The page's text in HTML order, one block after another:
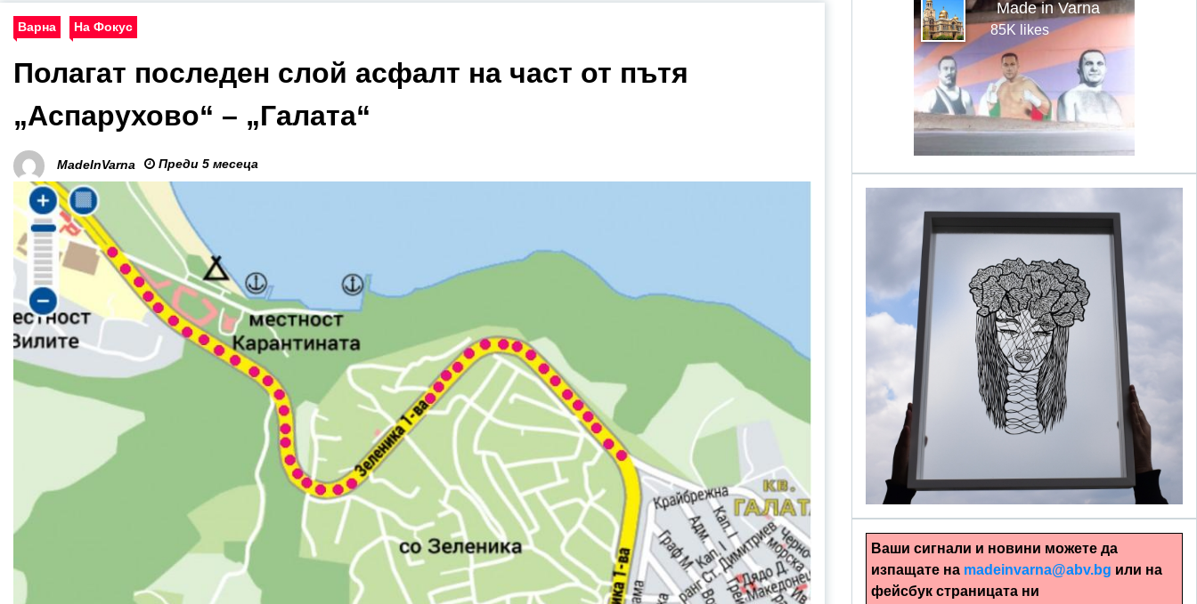
Варна На Фокус
Полагат последен слой асфалт на част от пътя
„Аспарухово“ – „Галата“
MadeInVarna Преди 5 месеца
Made in Varna
85K likes
alinapapercut.com
Ръчно изрязани картини
Ваши сигнали и новини можете да
изпащате на madeinvarna@abv.bg или на
фейсбук страницата ни